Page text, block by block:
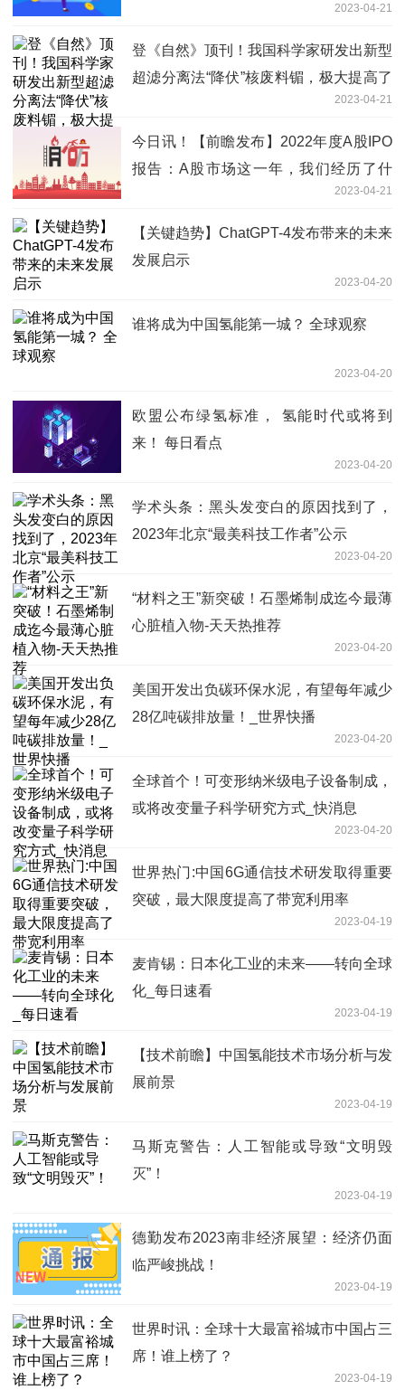
2023-04-21
登《自然》顶刊！我国科学家研发出新型
超滤分离法“降伏”核废料镅，极大提高了
2023-04-21
今日讯！【前瞻发布】2022年度A股IPO
报告：A股市场这一年，我们经历了什
2023-04-21
【关键趋势】ChatGPT-4发布带来的未来
发展启示
2023-04-20
谁将成为中国氢能第一城？ 全球观察
2023-04-20
欧盟公布绿氢标准， 氢能时代或将到
来！ 每日看点
2023-04-20
学术头条：黑头发变白的原因找到了，
2023年北京“最美科技工作者”公示
2023-04-20
“材料之王”新突破！石墨烯制成迄今最薄
心脏植入物-天天热推荐
2023-04-20
美国开发出负碳环保水泥，有望每年减少
28亿吨碳排放量！_世界快播
2023-04-20
全球首个！可变形纳米级电子设备制成，
或将改变量子科学研究方式_快消息
2023-04-20
世界热门:中国6G通信技术研发取得重要
突破，最大限度提高了带宽利用率
2023-04-19
麦肯锡：日本化工业的未来——转向全球
化_每日速看
2023-04-19
【技术前瞻】中国氢能技术市场分析与发
展前景
2023-04-19
马斯克警告：人工智能或导致“文明毁
灭”！
2023-04-19
德勤发布2023南非经济展望：经济仍面
临严峻挑战！
2023-04-19
世界时讯：全球十大最富裕城市中国占三
席！谁上榜了？
2023-04-19